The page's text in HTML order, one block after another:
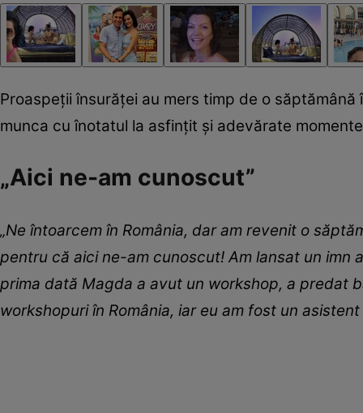
Proaspeții însurăței au mers timp de o
munca cu înotatul la asfințit și adevărate
„Aici ne-am cunoscut”
„Ne întoarcem în România, dar am revenit o
pentru că aici ne-am cunoscut! Am lansat un
prima dată Magda a avut un workshop, a predat
workshopuri în România, iar eu am fost un